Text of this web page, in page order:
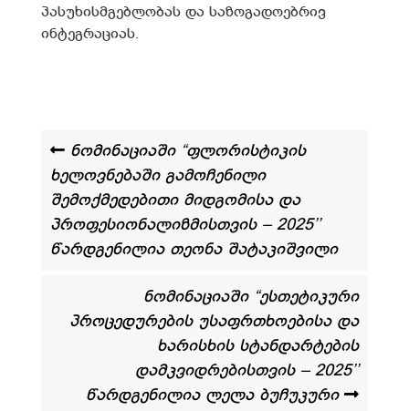
პასუხისმგებლობას და საზოგადოებრივ
ინტეგრაციას.
ნომინაციაში “ფლორისტიკის
ხელოვნებაში გამოჩენილი
შემოქმედებითი მიდგომისა და
პროფესიონალიზმისთვის – 2025’’
წარდგენილია თეონა შატაკიშვილი
ნომინაციაში “ესთეტიკური
პროცედურების უსაფრთხოებისა და
ხარისხის სტანდარტების
დამკვიდრებისთვის – 2025’’
წარდგენილია ლელა ბუჩუკური